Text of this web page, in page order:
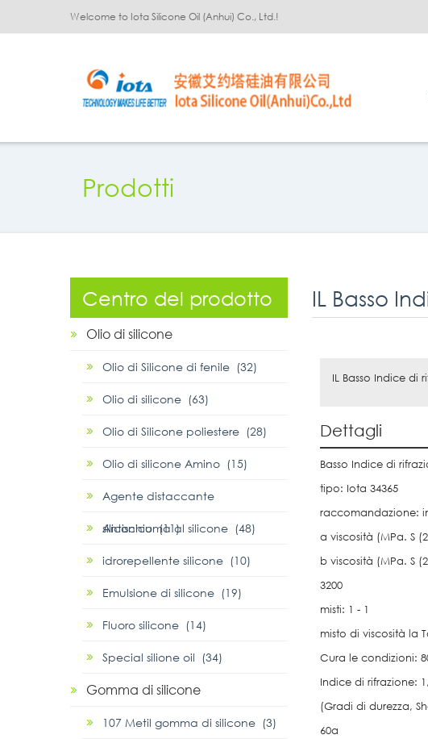
Welcome to Iota Silicone Oil (Anhui) Co., Ltd.!
Prodotti
IL Basso Indice di
Dettagli
Basso Indice di
tipo: Iota 34365
raccomandazione:
a viscosità (MPa. S
b viscosità (MPa. S
3200
misti: 1 - 1
misto di viscosità la
Cura le condizioni:
Indice di rifrazione:
(Gradi di durezza,
60a
Centro del prodotto
Olio di silicone
Olio di Silicone di fenile (32)
Olio di silicone (63)
Olio di Silicone poliestere (28)
Olio di silicone Amino (15)
Agente distaccante
siliconico (11)
Antischiuma al silicone (48)
idrorepellente silicone (10)
Emulsione di silicone (19)
Fluoro silicone (14)
Special silione oil (34)
Gomma di silicone
107 Metil gomma di silicone (3)